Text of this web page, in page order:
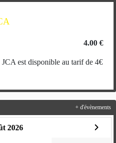
4.00 €
est disponible au tarif de 4€
2026
+ d'évènements